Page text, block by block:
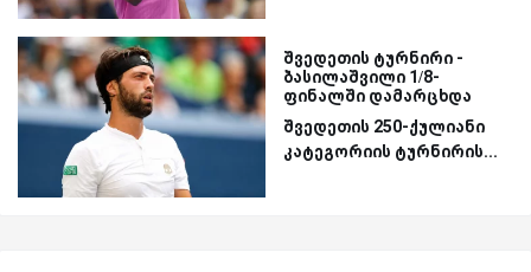
შვედეთის ტურნირი -
ბასილაშვილი 1/8-
ფინალში დამარცხდა
შვედეთის 250-ქულიანი
კატეგორიის ტურნირის...